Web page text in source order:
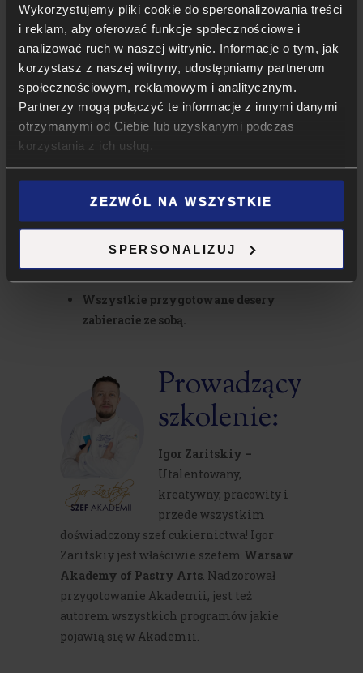
Wykorzystujemy pliki cookie do spersonalizowania treści
i reklam, aby oferować funkcje społecznościowe i
analizować ruch w naszej witrynie. Informacje o tym, jak
korzystasz z naszej witryny, udostępniamy partnerom
społecznościowym, reklamowym i analitycznym.
Partnerzy mogą połączyć te informacje z innymi danymi
otrzymanymi od Ciebie lub uzyskanymi podczas
korzystania z ich usług.
ZEZWÓL NA WSZYSTKIE
SPERSONALIZUJ
surowce, kawę i lunch, dyplom
potwierdzającyudział w szkoleniu,
rabat na zakupy w sklepie Sempre i
fotorelacje z szkolenia.
Zapraszamy na godzinę 9 00 , szkolenie
zakończy się około godziny 1900,
jednak prosimy zarezerwować sobie
trochę więcej czasu na wspólne zdjęcie
degustacje. Do tej godziny czynny jest
także sklep w którym zaopatrzysz się
w akcesoria, sprzęt oraz surowce do
prowadzenia Twojej działalności.
Wszystkie przygotowane desery
zabieracie ze sobą.
Prowadzący
szkolenie:
Igor Zaritskiy –
Utalentowany,
kreatywny, pracowity i
przede wszystkim
doświadczony szef cukiernictwa! Igor
Zaritskiy jest właściwie szefem Warsaw
Akademy of Pastry Arts. Nadzorował
przygotowanie Akademii, jest też
autorem wszystkich programów jakie
pojawią się w Akademii.